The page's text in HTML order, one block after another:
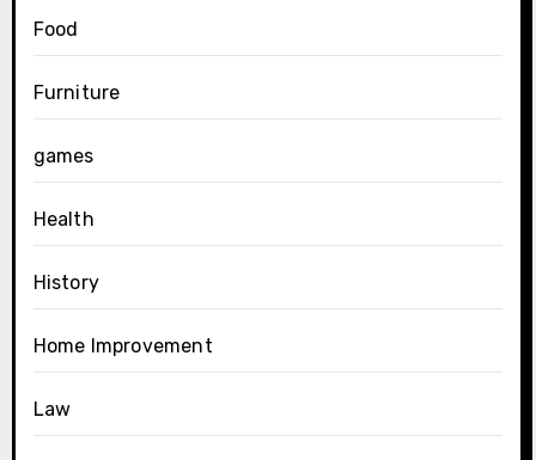
Food
Furniture
games
Health
History
Home Improvement
Law